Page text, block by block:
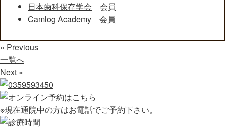
日本歯科保存学会 会員
Camlog Academy 会員
« Previous
一覧へ
Next »
※現在通院中の方はお電話でご予約下さい。